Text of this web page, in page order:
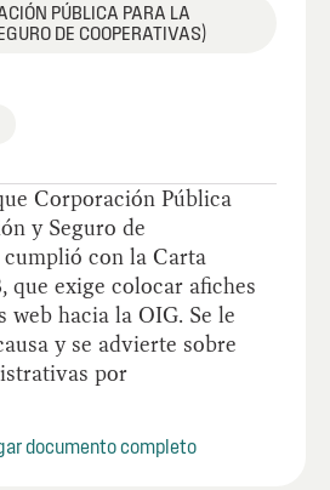
PÚBLICA PARA LA
DE COOPERATIVAS)
Corporación Pública
y Seguro de
con la Carta
que exige colocar afiches
web hacia la OIG. Se le
y se advierte sobre
por
documento completo